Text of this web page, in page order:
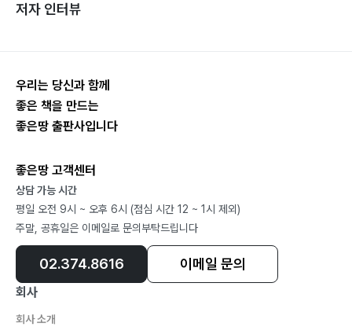
저자 인터뷰
우리는 당신과 함께
좋은 책을 만드는
좋은땅 출판사입니다
좋은땅 고객센터
상담 가능 시간
평일 오전 9시 ~ 오후 6시 (점심 시간 12 ~ 1시 제외)
주말, 공휴일은 이메일로 문의부탁드립니다
02.374.8616 이메일 문의
회사
회사 소개